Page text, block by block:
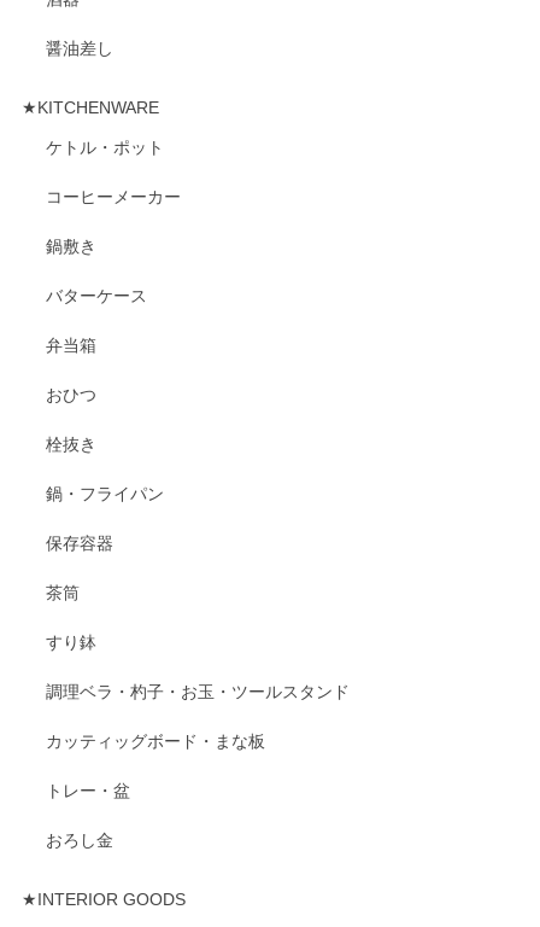
醤油差し
★KITCHENWARE
ケトル・ポット
コーヒーメーカー
鍋敷き
バターケース
弁当箱
おひつ
栓抜き
鍋・フライパン
保存容器
茶筒
すり鉢
調理ベラ・杓子・お玉・ツールスタンド
カッティッグボード・まな板
トレー・盆
おろし金
★INTERIOR GOODS